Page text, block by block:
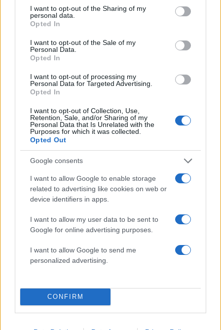
not limited to your visit or usage behaviour. You may click to
grant or deny consent to Google and its third-party tags to
use your data for below specified purposes in below Google
consent section.
I want to opt-out of the Sharing of my
personal data.
Opted In
I want to opt-out of the Sale of my
Personal Data.
Opted In
I want to opt-out of processing my
Personal Data for Targeted Advertising.
Opted In
I want to opt-out of Collection, Use,
Retention, Sale, and/or Sharing of my
Personal Data that Is Unrelated with the
Purposes for which it was collected.
Opted Out
Google consents
I want to allow Google to enable storage
related to advertising like cookies on web or
device identifiers in apps.
I want to allow my user data to be sent to
Google for online advertising purposes.
I want to allow Google to send me
personalized advertising.
CONFIRM
ΕΜΒΟΛΙΑΣΜΟΙ
ΚΑΡΔΙΤΣΑ
ΠΛΑΣΤΑ ΠΙΣΤΟΠΟΙΗΤΙΚΑ
Share:
Ακολουθήστε το Νewsit.gr στο
ενημερωθείτε πρώτοι για όλη την ειδησεογραφία και τα
τελευταία νέατης ημέρας
Πιο δημοφιλή
Κωνσταντίνος Αργυρός και Αλεξάνδρα
Νίκα κάνουν διακοπές με πολυτελές γιοτ
με τα δύο παιδιά τους
Η Άννα Βίσση ξετρελάθηκε με μπάντα που
πρότεινε συνεργασία
Θρήνος για τον Λιονέλ Μέσι – Πέθανε ο
Ελίζαμπεθ Ελέτσι και Νεκτάριος Λεμονίδης
πήγαν στον Άγιο Νεκτάριο Βούλας για να
Τζο Μπάιντεν: «Ο καρκίνος έχει εξαπλωθεί,
είναι πολύ επώδυνο», λέει ο γιος του